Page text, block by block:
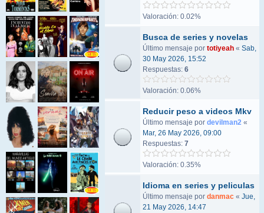
Valoración: 0.02%
Busca de series y novelas
Último mensaje por totiyeah « Sab,
30 May 2026, 15:52
Respuestas: 6
Valoración: 0.06%
Reducir peso a videos Mkv
Último mensaje por devilman2 «
Mar, 26 May 2026, 09:00
Respuestas: 7
Valoración: 0.35%
Idioma en series y peliculas
Último mensaje por danmac « Jue,
21 May 2026, 14:47